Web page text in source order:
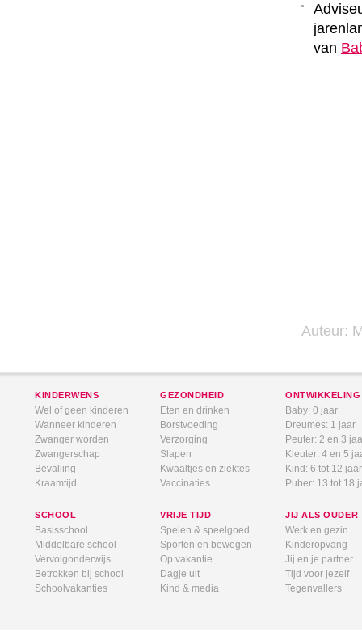
van
Auteur:
KINDERWENS
Wel of geen kinderen
Wanneer kinderen
Zwanger worden
Zwangerschap
Bevalling
Kraamtijd
GEZONDHEID
Eten en drinken
Borstvoeding
Verzorging
Slapen
Kwaaltjes en ziektes
Vaccinaties
ONTWIKKELING
Baby: 0 jaar
Dreumes: 1 jaar
Peuter: 2 en 3
Kleuter: 4 en 5
Kind: 6 tot 12 jaar
Puber: 13 tot 18
SCHOOL
Basisschool
Middelbare school
Vervolgonderwijs
Betrokken bij school
Schoolvakanties
VRIJE TIJD
Spelen & speelgoed
Sporten en bewegen
Op vakantie
Dagje uit
Kind & media
JIJ ALS OUDER
Werk en gezin
Kinderopvang
Jij en je partner
Tijd voor jezelf
Tegenvallers